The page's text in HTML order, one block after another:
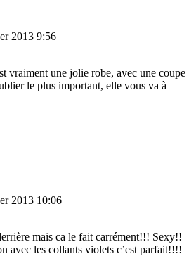
2013 9:56
vraiment une jolie robe, avec une coupe
le plus important, elle vous va à
2013 10:06
mais ca le fait carrément!!! Sexy!!
avec les collants violets c’est parfait!!!!